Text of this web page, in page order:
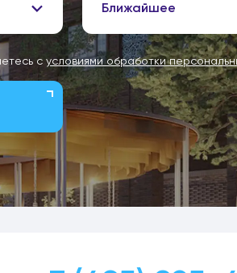
Ближайшее
с условиями обработки